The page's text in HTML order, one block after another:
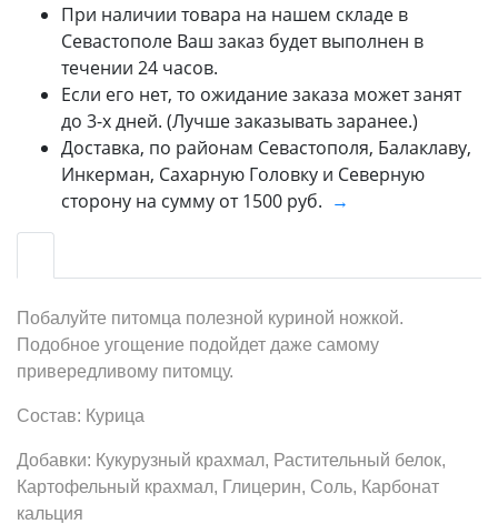
При наличии товара на нашем складе в
Севастополе Ваш заказ будет выполнен в
течении 24 часов.
Если его нет, то ожидание заказа может занят
до 3-х дней. (Лучше заказывать заранее.)
Доставка, по районам Севастополя, Балаклаву,
Инкерман, Сахарную Головку и Северную
сторону на сумму от 1500 руб. →
Побалуйте питомца полезной куриной ножкой.
Подобное угощение подойдет даже самому
привередливому питомцу.
Состав: Курица
Добавки: Кукурузный крахмал, Растительный белок,
Картофельный крахмал, Глицерин, Соль, Карбонат
кальция